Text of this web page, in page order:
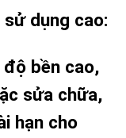
sử dụng cao:
bền cao,
sửa chữa,
hạn cho